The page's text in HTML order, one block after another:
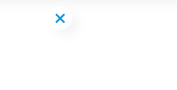
ご相談はこちら